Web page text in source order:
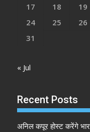
17
18 19
24
25 26
31
« Jul
Recent Posts
अनिल कपूर होस्ट करेंगे